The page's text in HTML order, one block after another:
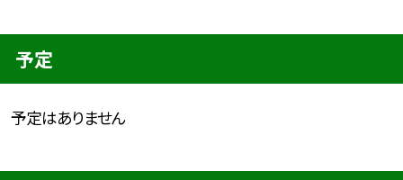
予定
予定はありません